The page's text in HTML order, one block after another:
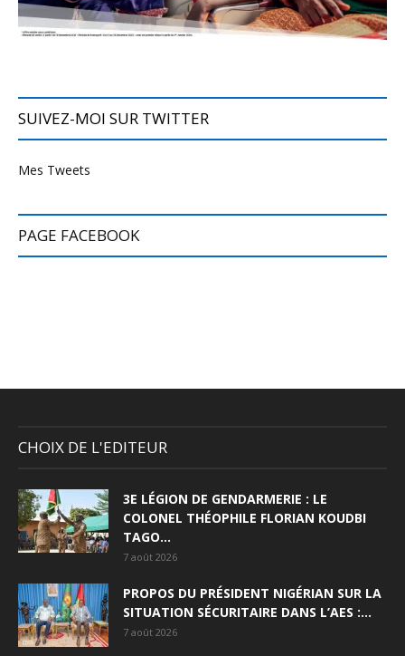
SUIVEZ-MOI SUR TWITTER
Mes Tweets
PAGE FACEBOOK
CHOIX DE L'EDITEUR
3E LÉGION DE GENDARMERIE : LE
COLONEL THÉOPHILE FLORIAN KOUDBI
TAGO...
7 août 2026
PROPOS DU PRÉSIDENT NIGÉRIAN SUR LA
SITUATION SÉCURITAIRE DANS L’AES :...
7 août 2026